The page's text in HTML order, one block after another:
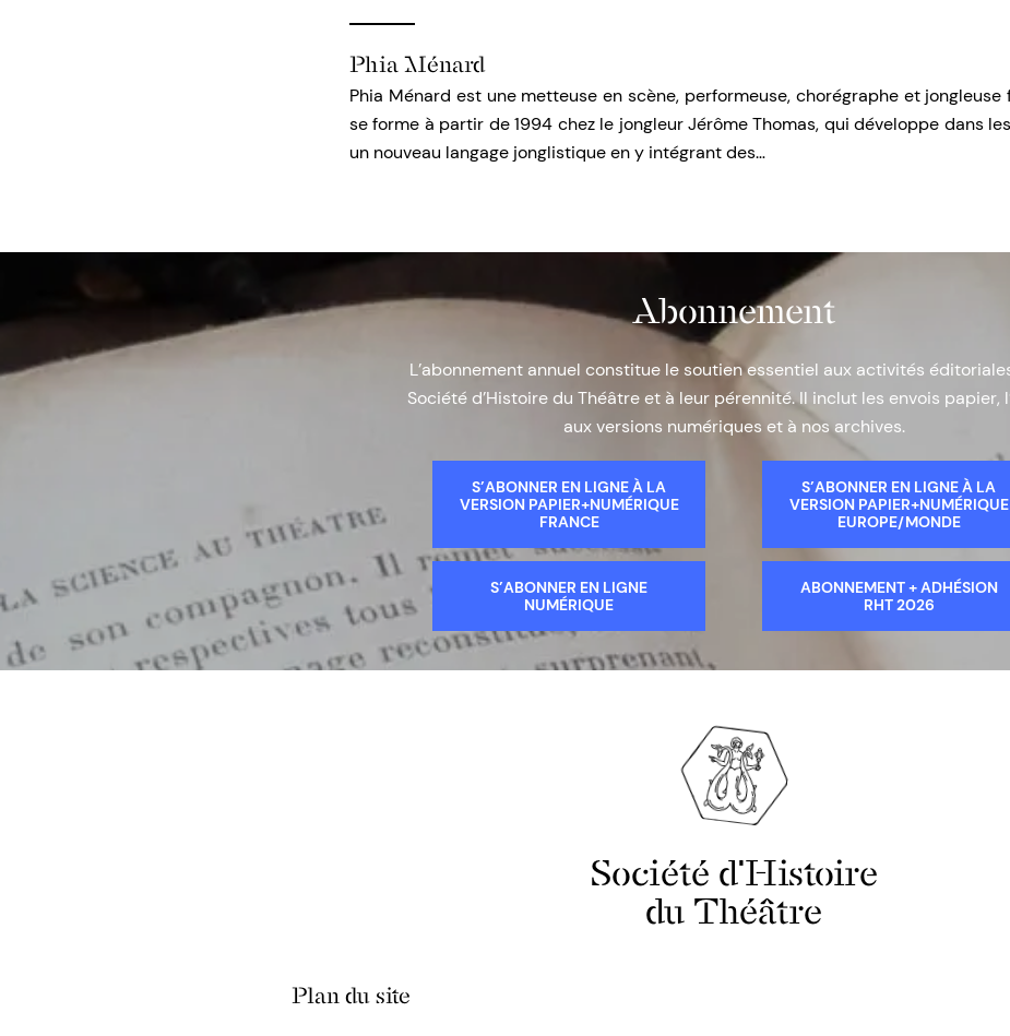
Phia Ménard
Phia Ménard est une metteuse en scène, performeuse, chorégraphe et jongleuse
se forme à partir de 1994 chez le jongleur Jérôme Thomas, qui développe dans
un nouveau langage jonglistique en y intégrant des…
Abonnement
L’abonnement annuel constitue le soutien essentiel aux activités
Société d’Histoire du Théâtre et à leur pérennité. Il inclut les envois papier,
aux versions numériques et à nos archives.
S’ABONNER EN LIGNE À LA
VERSION PAPIER+NUMÉRIQUE
FRANCE
S’ABONNER EN LIGNE À LA
VERSION PAPIER+NUMÉRIQUE
EUROPE/MONDE
S’ABONNER EN LIGNE
NUMÉRIQUE
ABONNEMENT + ADHÉSION
RHT 2026
Société d'Histoire
du Théâtre
Plan du site